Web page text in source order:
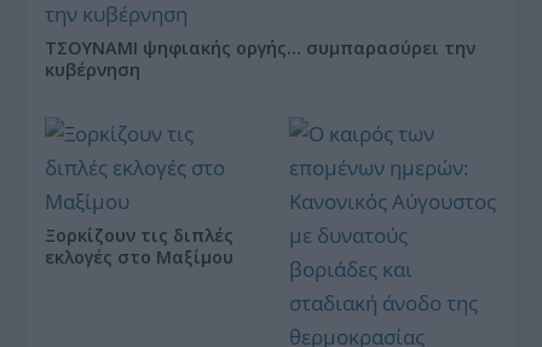
ΤΣΟΥΝΑΜΙ ψηφιακής οργής… συμπαρασύρει την
κυβέρνηση
Ξορκίζουν τις διπλές
εκλογές στο Μαξίμου